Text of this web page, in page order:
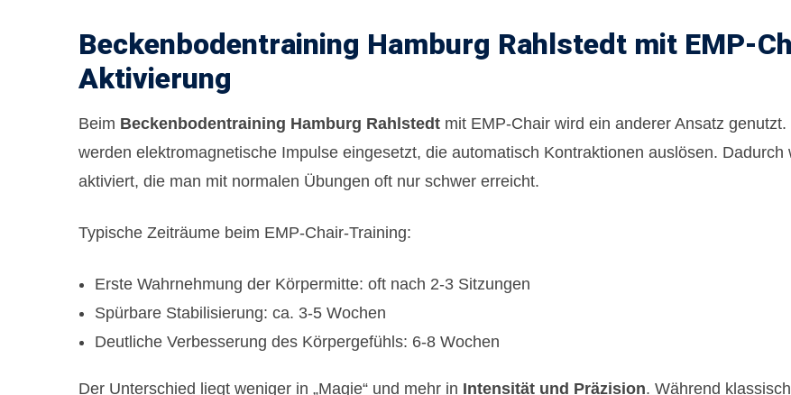
Beckenbodentraining Hamburg Rahlstedt mit EMP-
Aktivierung
Beim Beckenbodentraining Hamburg Rahlstedt mit EMP-Chair wird ein anderer Ansatz
werden elektromagnetische Impulse eingesetzt, die automatisch Kontraktionen auslösen.
aktiviert, die man mit normalen Übungen oft nur schwer erreicht.
Typische Zeiträume beim EMP-Chair-Training:
Erste Wahrnehmung der Körpermitte: oft nach 2-3 Sitzungen
Spürbare Stabilisierung: ca. 3-5 Wochen
Deutliche Verbesserung des Körpergefühls: 6-8 Wochen
Der Unterschied liegt weniger in „Magie“ und mehr in Intensität und Präzision. Während